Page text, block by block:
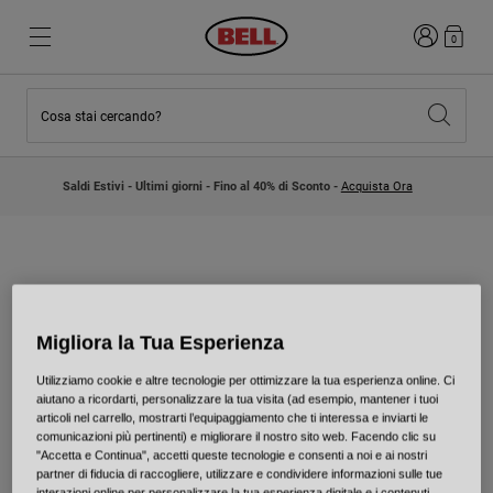
Nuovi arrivi
Integrali
Aperti / Jet
Nuovi arrivi
Integrali
Strada e Gravel
Accedi0
Cosa stai cercando?
Saldi Estivi - Ultimi giorni - Fino al 40% di Sconto - Acquista Ora
DISTRIBUTORE
COME POSSO RICEVERE
Migliora la Tua Esperienza
Utilizziamo cookie e altre tecnologie per ottimizzare la tua esperienza online. Ci
aiutano a ricordarti, personalizzare la tua visita (ad esempio, mantener i tuoi
articoli nel carrello, mostrarti l’equipaggiamento che ti interessa e inviarti le
comunicazioni più pertinenti) e migliorare il nostro sito web. Facendo clic su
"Accetta e Continua", accetti queste tecnologie e consenti a noi e ai nostri
partner di fiducia di raccogliere, utilizzare e condividere informazioni sulle tue